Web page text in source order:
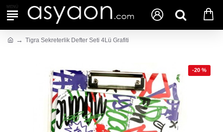
Tigra Sekreterlik Defter Seti 4Lü Grafiti
-20 %